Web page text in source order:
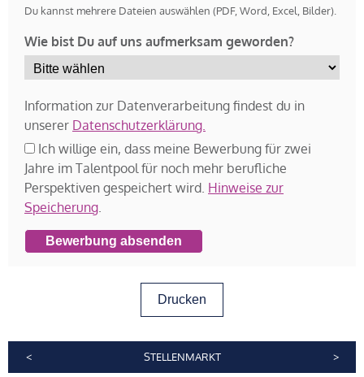
Du kannst mehrere Dateien auswählen (PDF, Word, Excel, Bilder).
Wie bist Du auf uns aufmerksam geworden?
Information zur Datenverarbeitung findest du in
unserer Datenschutzerklärung.
Ich willige ein, dass meine Bewerbung für zwei
Jahre im Talentpool für noch mehr berufliche
Perspektiven gespeichert wird. Hinweise zur
Speicherung.
Bewerbung absenden
Drucken
< >
STELLENMARKT